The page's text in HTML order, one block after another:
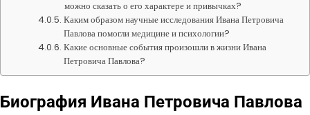
можно сказать о его характере и привычках?
Каким образом научные исследования Ивана Петровича
Павлова помогли медицине и психологии?
Какие основные события произошли в жизни Ивана
Петровича Павлова?
Биография Ивана Петровича Павлова